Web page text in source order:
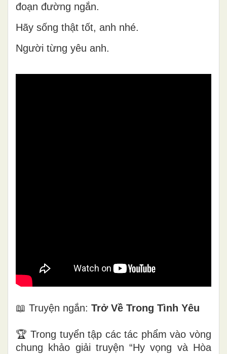
đoạn đường ngắn.
Hãy sống thật tốt, anh nhé.
Người từng yêu anh.
📖 Truyện ngắn: Trở Về Trong Tình Yêu
🏆 Trong tuyển tập các tác phẩm vào vòng
chung khảo giải truyện “Hy vọng và Hòa